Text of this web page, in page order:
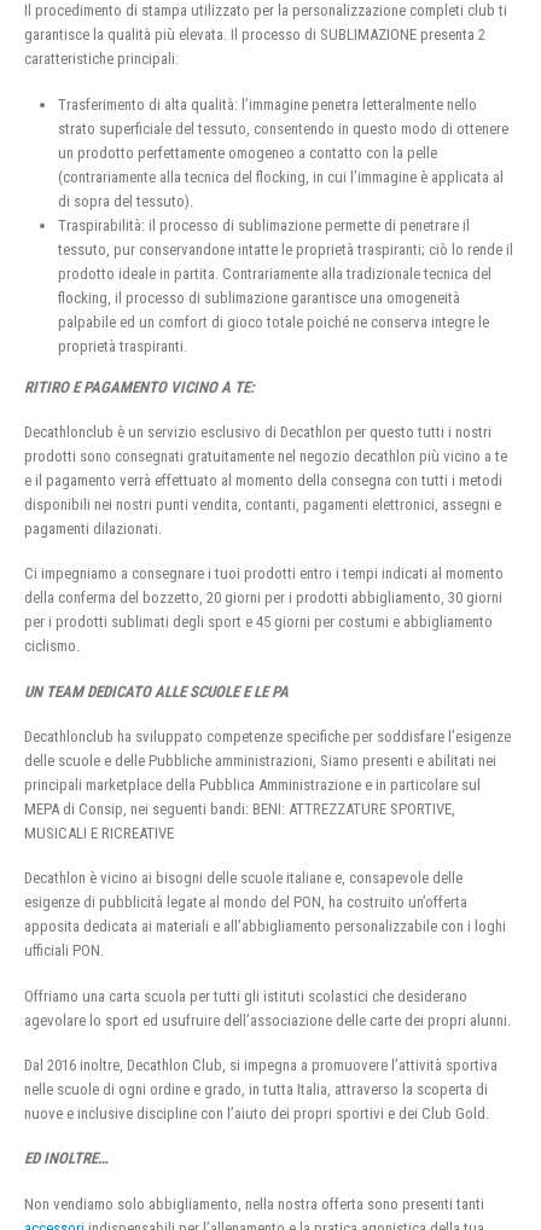
Il procedimento di stampa utilizzato per la personalizzazione completi club ti
garantisce la qualità più elevata. Il processo di SUBLIMAZIONE presenta 2
caratteristiche principali:
Trasferimento di alta qualità: l’immagine penetra letteralmente nello
strato superficiale del tessuto, consentendo in questo modo di ottenere
un prodotto perfettamente omogeneo a contatto con la pelle
(contrariamente alla tecnica del flocking, in cui l’immagine è applicata al
di sopra del tessuto).
Traspirabilità: il processo di sublimazione permette di penetrare il
tessuto, pur conservandone intatte le proprietà traspiranti; ciò lo rende il
prodotto ideale in partita. Contrariamente alla tradizionale tecnica del
flocking, il processo di sublimazione garantisce una omogeneità
palpabile ed un comfort di gioco totale poiché ne conserva integre le
proprietà traspiranti.
RITIRO E PAGAMENTO VICINO A TE:
Decathlonclub è un servizio esclusivo di Decathlon per questo tutti i nostri
prodotti sono consegnati gratuitamente nel negozio decathlon più vicino a te
e il pagamento verrà effettuato al momento della consegna con tutti i metodi
disponibili nei nostri punti vendita, contanti, pagamenti elettronici, assegni e
pagamenti dilazionati.
Ci impegniamo a consegnare i tuoi prodotti entro i tempi indicati al momento
della conferma del bozzetto, 20 giorni per i prodotti abbigliamento, 30 giorni
per i prodotti sublimati degli sport e 45 giorni per costumi e abbigliamento
ciclismo.
UN TEAM DEDICATO ALLE SCUOLE E LE PA
Decathlonclub ha sviluppato competenze specifiche per soddisfare l’esigenze
delle scuole e delle Pubbliche amministrazioni, Siamo presenti e abilitati nei
principali marketplace della Pubblica Amministrazione e in particolare sul
MEPA di Consip, nei seguenti bandi: BENI: ATTREZZATURE SPORTIVE,
MUSICALI E RICREATIVE
Decathlon è vicino ai bisogni delle scuole italiane e, consapevole delle
esigenze di pubblicità legate al mondo del PON, ha costruito un’offerta
apposita dedicata ai materiali e all’abbigliamento personalizzabile con i loghi
ufficiali PON.
Offriamo una carta scuola per tutti gli istituti scolastici che desiderano
agevolare lo sport ed usufruire dell’associazione delle carte dei propri alunni.
Dal 2016 inoltre, Decathlon Club, si impegna a promuovere l’attività sportiva
nelle scuole di ogni ordine e grado, in tutta Italia, attraverso la scoperta di
nuove e inclusive discipline con l’aiuto dei propri sportivi e dei Club Gold.
ED INOLTRE…
Non vendiamo solo abbigliamento, nella nostra offerta sono presenti tanti